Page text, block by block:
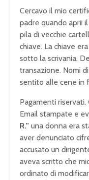
Cercavo il mio
padre quando aprii
pila di vecchie
chiave. La chiave
sotto la scrivania.
transazione. Nomi
sentito alle cene in
Pagamenti
Email stampate e
R.” una donna era
aver denunciato
accusato un
aveva scritto che
ordinato di